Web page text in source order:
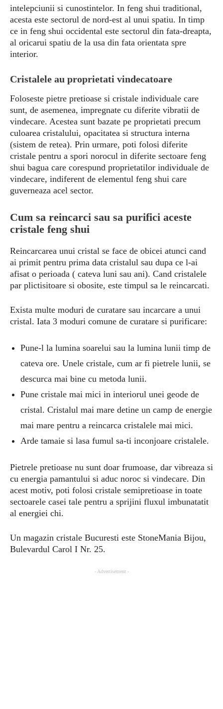
intelepciunii si cunostintelor. In feng shui traditional,
acesta este sectorul de nord-est al unui spatiu. In timp
ce in feng shui occidental este sectorul din fata-dreapta,
al oricarui spatiu de la usa din fata orientata spre
interior.
Cristalele au proprietati vindecatoare
Foloseste pietre pretioase si cristale individuale care
sunt, de asemenea, impregnate cu diferite vibratii de
vindecare. Acestea sunt bazate pe proprietati precum
culoarea cristalului, opacitatea si structura interna
(sistem de retea). Prin urmare, poti folosi diferite
cristale pentru a spori norocul in diferite sectoare feng
shui bagua care corespund proprietatilor individuale de
vindecare, indiferent de elementul feng shui care
guverneaza acel sector.
Cum sa reincarci sau sa purifici aceste
cristale feng shui
Reincarcarea unui cristal se face de obicei atunci cand
ai primit pentru prima data cristalul sau dupa ce l-ai
afisat o perioada ( cateva luni sau ani). Cand cristalele
par plictisitoare si obosite, este timpul sa le reincarcati.
Exista multe moduri de curatare sau incarcare a unui
cristal. Iata 3 moduri comune de curatare si purificare:
Pune-l la lumina soarelui sau la lumina lunii timp de
cateva ore. Unele cristale, cum ar fi pietrele lunii, se
descurca mai bine cu metoda lunii.
Pune cristale mai mici in interiorul unei geode de
cristal. Cristalul mai mare detine un camp de energie
mai mare pentru a reincarca cristalele mai mici.
Arde tamaie si lasa fumul sa-ti inconjoare cristalele.
Pietrele pretioase nu sunt doar frumoase, dar vibreaza si
cu energia pamantului si aduc noroc si vindecare. Din
acest motiv, poti folosi cristale semipretioase in toate
sectoarele casei tale pentru a sprijini fluxul imbunatatit
al energiei chi.
Un magazin cristale Bucuresti este StoneMania Bijou,
Bulevardul Carol I Nr. 25.
- Advertisement -